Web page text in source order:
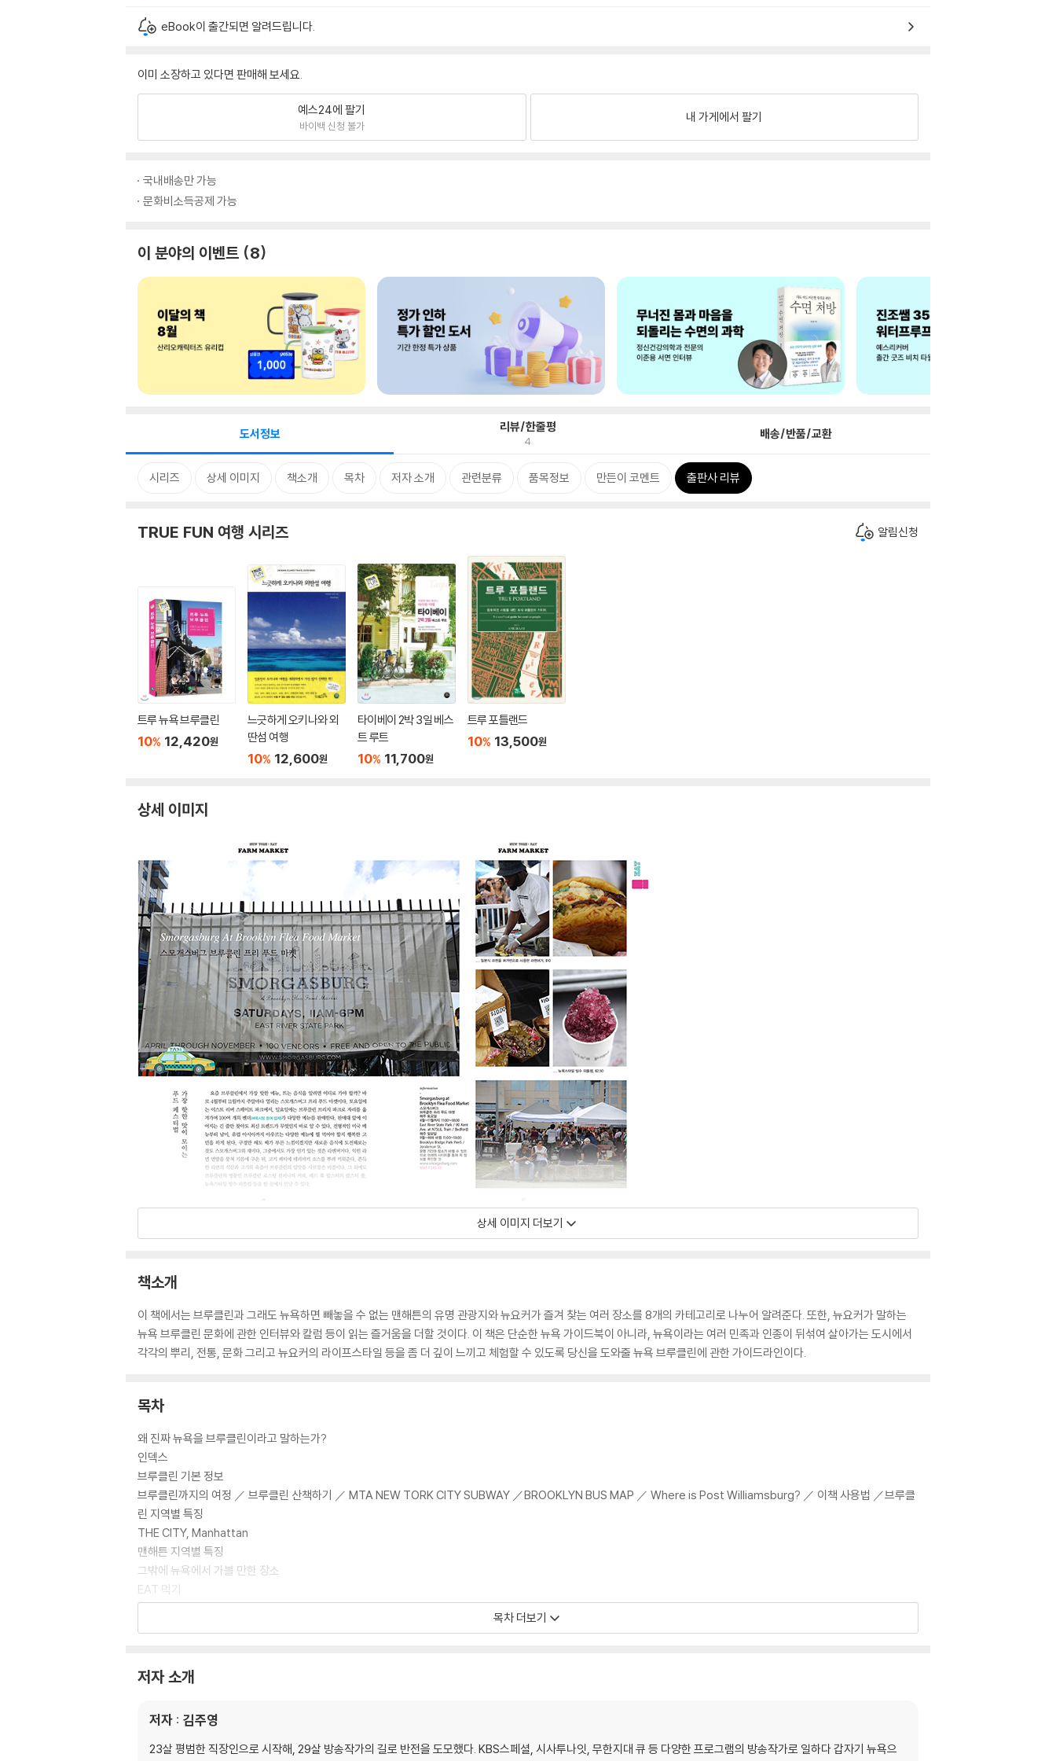
eBook이 출간되면 알려드립니다.
이미 소장하고 있다면 판매해 보세요.
예스24에 팔기
바이백 신청 불가
내 가게에서 팔기
국내배송만 가능
문화비소득공제 가능
이 분야의 이벤트 8
도서정보 리뷰/한줄평
4 배송/반품/교환
시리즈 상세 이미지 책소개 목차 저자 소개 관련분류 품목정보 만든이 코멘트 출판사 리뷰
TRUE FUN 여행 시리즈 알림신청
트루 뉴욕 브루클린
10% 12,420원
느긋하게 오키나와 외
딴섬 여행
10% 12,600원
타이베이 2박 3일 베스
트 루트
10% 11,700원
트루 포틀랜드
10% 13,500원
상세 이미지
상세 이미지 더보기
책소개
이 책에서는 브루클린과 그래도 뉴욕하면 빼놓을 수 없는 맨해튼의 유명 관광지와 뉴요커가 즐겨 찾는 여러 장소를 8개의 카테고리로 나누어 알려준다. 또한, 뉴요커가 말하는
뉴욕 브루클린 문화에 관한 인터뷰와 칼럼 등이 읽는 즐거움을 더할 것이다. 이 책은 단순한 뉴욕 가이드북이 아니라, 뉴욕이라는 여러 민족과 인종이 뒤섞여 살아가는 도시에서
각각의 뿌리, 전통, 문화 그리고 뉴요커의 라이프스타일 등을 좀 더 깊이 느끼고 체험할 수 있도록 당신을 도와줄 뉴욕 브루클린에 관한 가이드라인이다.
목차
왜 진짜 뉴욕을 브루클린이라고 말하는가?
인덱스
브루클린 기본 정보
브루클린까지의 여정 ／ 브루클린 산책하기 ／ MTA NEW TORK CITY SUBWAY ／BROOKLYN BUS MAP ／ Where is Post Williamsburg? ／ 이책 사용법 ／브루클
린 지역별 특징
THE CITY, Manhattan
맨해튼 지역별 특징
그밖에 뉴욕에서 가볼 만한 장소
EAT 먹기
FARM AMARKET ／ BREAKFAST ／ SNACK ／COLUMN 재활용의 미학이 깃든 건물들 ／Dinner／ NTERVIEW DENIS DU PREEZ ／ HANG OUT ／COLUMN 브
GET INSPIRED 감명받기
RUN 달리기
BIKE TOUR ／ BIKE SPOT ／ BICYCLE ／ INTERVIEW KAREN OVERTON ／LIST
목차 더보기
저자 소개
저자 : 김주영
23살 평범한 직장인으로 시작해, 29살 방송작가의 길로 반전을 도모했다. KBS스페셜, 시사투나잇, 무한지대 큐 등 다양한 프로그램의 방송작가로 일하다 갑자기 뉴욕으